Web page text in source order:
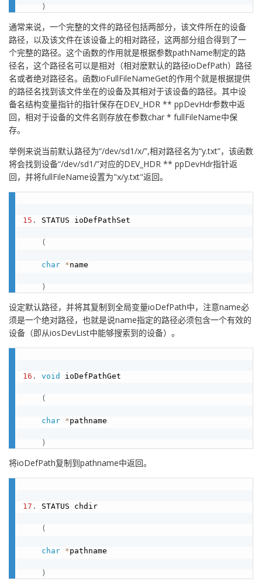
)
通常来说，一个完整的文件的路径包括两部分，该文件所在的设备
路径，以及该文件在该设备上的相对路径，这两部分组合得到了一
个完整的路径。这个函数的作用就是根据参数pathName制定的路
径名，这个路径名可以是相对（相对麽默认的路径ioDefPath）路径
名或者绝对路径名。函数ioFullFileNameGet的作用个就是根据提供
的路径名找到该文件坐在的设备及其相对于该设备的路径。其中设
备名结构变量指针的指针保存在DEV_HDR ** ppDevHdr参数中返
回，相对于设备的文件名则存放在参数char * fullFileName中保
存。
举例来说当前默认路径为“/dev/sd1/x/”,相对路径名为“y.txt”，该函数
将会找到设备“/dev/sd1/”对应的DEV_HDR ** ppDevHdr指针返
回，并将fullFileName设置为"x/y.txt"返回。
15 . STATUS ioDefPathSet
(
char *name
)
设定默认路径，并将其复制到全局变量ioDefPath中，注意name必
须是一个绝对路径，也就是说name指定的路径必须包含一个有效的
设备（即从iosDevList中能够搜索到的设备）。
16 . void ioDefPathGet
(
char *pathname
)
将ioDefPath复制到pathname中返回。
17 . STATUS chdir
(
char *pathname
)